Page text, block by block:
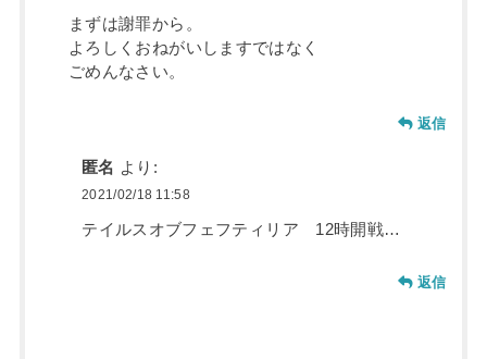
まずは謝罪から。
よろしくおねがいしますではなく
ごめんなさい。
返信
匿名 より:
2021/02/18 11:58
テイルスオブフェフティリア 12時開戦…
返信